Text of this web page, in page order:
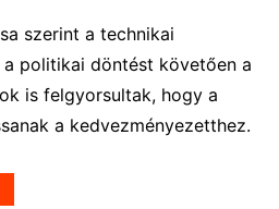
szerint a technikai
politikai döntést követően a
is felgyorsultak, hogy a
a kedvezményezetthez.